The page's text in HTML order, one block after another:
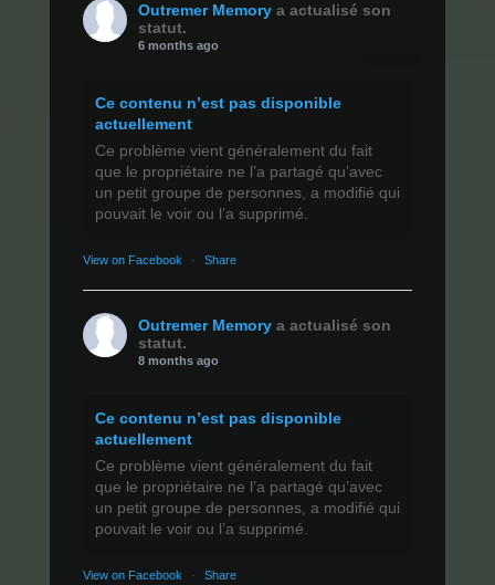
Outremer Memory a actualisé son
statut.
6 months ago
Ce contenu n’est pas disponible
actuellement
Ce problème vient généralement du fait
que le propriétaire ne l’a partagé qu’avec
un petit groupe de personnes, a modifié qui
pouvait le voir ou l’a supprimé.
View on Facebook · Share
Outremer Memory a actualisé son
statut.
8 months ago
Ce contenu n’est pas disponible
actuellement
Ce problème vient généralement du fait
que le propriétaire ne l’a partagé qu’avec
un petit groupe de personnes, a modifié qui
pouvait le voir ou l’a supprimé.
View on Facebook · Share